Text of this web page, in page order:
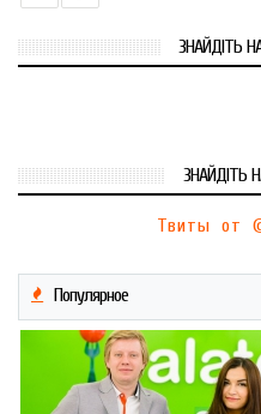
ЗНАЙДІТЬ
ЗНАЙДІТЬ
Твиты от
Популярное